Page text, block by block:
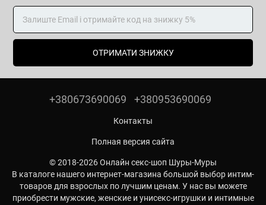
ОТРИМАТИ ЗНИЖКУ
+380673690069 +380953690069
Контакты
Полная версия сайта
© 2018-2026 Онлайн секс-шоп Шуры-Муры
В каталоге нашего интернет-магазина большой выбор интим-
товаров для взрослых по лучшим ценам. У нас вы можете
приобрести мужские, женские и унисекс-игрушки и интимные